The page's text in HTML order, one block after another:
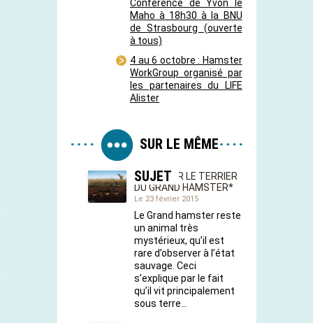
Conférence de Yvon le
Maho à 18h30 à la BNU
de Strasbourg (ouverte
à tous)
4 au 6 octobre : Hamster
WorkGroup organisé par
les partenaires du LIFE
Alister
SUR LE MÊME
SUJET
ZOOM SUR LE TERRIER
DU GRAND HAMSTER*
Le 23 février 2015
Le Grand hamster reste
un animal très
mystérieux, qu’il est
rare d’observer à l’état
sauvage. Ceci
s’explique par le fait
qu’il vit principalement
sous terre…